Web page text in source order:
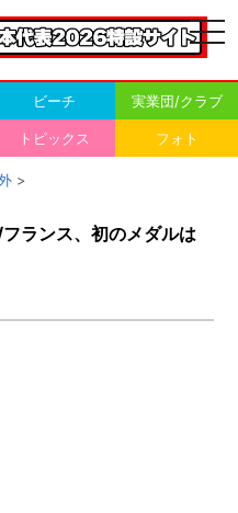
ビーチ 実業団/クラブ
トピックス フォト
>
ランス、初のメダルは